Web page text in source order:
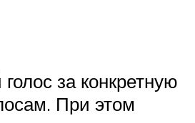
за конкретную
При этом